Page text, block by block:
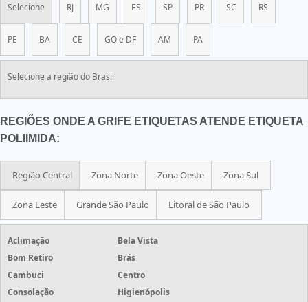
Selecione RJ MG ES SP PR SC RS
PE BA CE GO e DF AM PA
Selecione a região do Brasil
REGIÕES ONDE A GRIFE ETIQUETAS ATENDE ETIQUETA
POLIIMIDA:
Região Central Zona Norte Zona Oeste Zona Sul
Zona Leste Grande São Paulo Litoral de São Paulo
Aclimação
Bela Vista
Bom Retiro
Brás
Cambuci
Centro
Consolação
Higienópolis